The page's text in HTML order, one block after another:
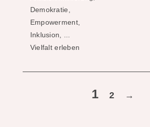
Demokratie,
Empowerment,
Inklusion, ...
Vielfalt erleben
1 2 →